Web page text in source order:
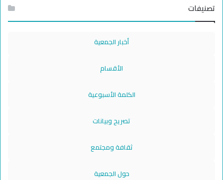
تصنيفات
أخبار الجمعية
الأقسام
الكلمة الأسبوعية
تصريح وبيانات
ثقافة ومجتمع
حول الجمعية